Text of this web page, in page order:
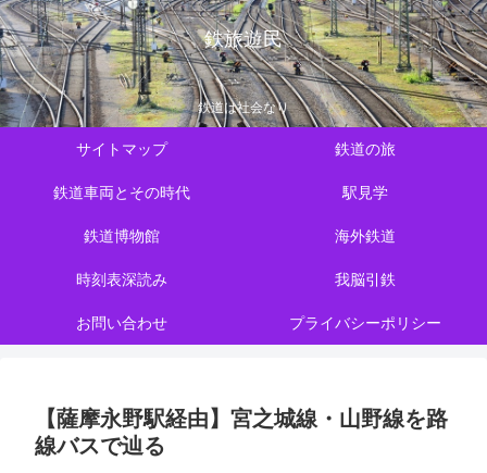
鉄旅遊民
鉄道は社会なり
サイトマップ 鉄道の旅
鉄道車両とその時代 駅見学
鉄道博物館 海外鉄道
時刻表深読み 我脳引鉄
お問い合わせ プライバシーポリシー
【薩摩永野駅経由】宮之城線・山野線を路
線バスで辿る